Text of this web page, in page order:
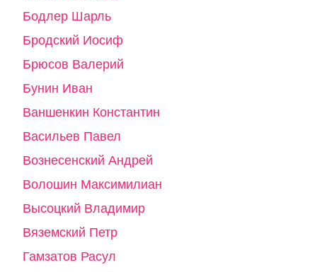
Бодлер Шарль
Бродский Иосиф
Брюсов Валерий
Бунин Иван
Ваншенкин Константин
Васильев Павел
Вознесенский Андрей
Волошин Максимилиан
Высоцкий Владимир
Вяземский Петр
Гамзатов Расул